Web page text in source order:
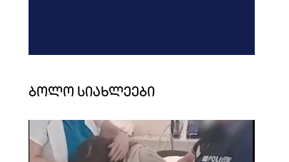
ბოლო სიახლეები